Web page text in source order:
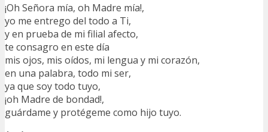
¡Oh Señora mía, oh Madre mía!,
yo me entrego del todo a Ti,
y en prueba de mi filial afecto,
te consagro en este día
mis ojos, mis oídos, mi lengua y mi corazón,
en una palabra, todo mi ser,
ya que soy todo tuyo,
¡oh Madre de bondad!,
guárdame y protégeme como hijo tuyo.